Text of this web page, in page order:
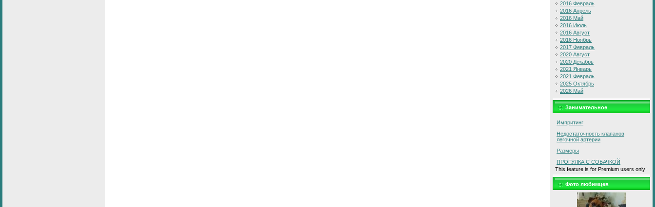
2016 Февраль
2016 Апрель
2016 Май
2016 Июль
2016 Август
2016 Ноябрь
2017 Февраль
2020 Август
2020 Декабрь
2021 Январь
2021 Февраль
2025 Октябрь
2026 Май
Занимательное
Импритинг
Недостаточность клапанов
легочной артерии
Размеры
ПРОГУЛКА С СОБАЧКОЙ
This feature is for Premium users only!
Фото любимцев